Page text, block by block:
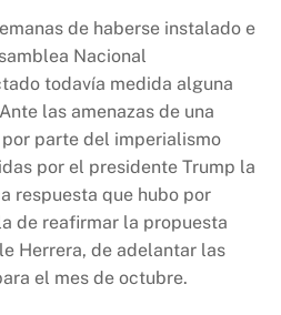
de haberse instalado e
Nacional
todavía medida alguna
las amenazas de una
parte del imperialismo
por el presidente Trump la
respuesta que hubo por
de reafirmar la propuesta
Herrera, de adelantar las
el mes de octubre.